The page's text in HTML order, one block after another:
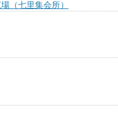
（七里集会所）